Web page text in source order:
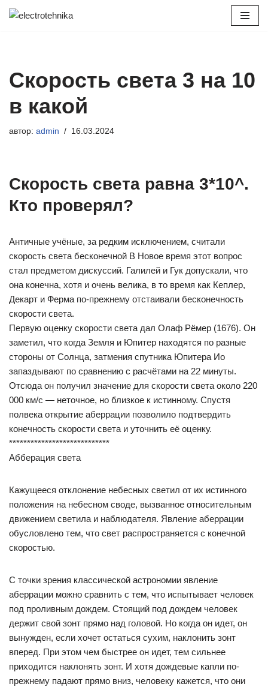
Скорость света 3 на 10
в какой
автор: admin 16.03.2024
Скорость света равна 3*10^.
Кто проверял?
Античные учёные, за редким исключением, считали
скорость света бесконечной В Новое время этот вопрос
стал предметом дискуссий. Галилей и Гук допускали, что
она конечна, хотя и очень велика, в то время как Кеплер,
Декарт и Ферма по-прежнему отстаивали бесконечность
скорости света.
Первую оценку скорости света дал Олаф Рёмер (1676). Он
заметил, что когда Земля и Юпитер находятся по разные
стороны от Солнца, затмения спутника Юпитера Ио
запаздывают по сравнению с расчётами на 22 минуты.
Отсюда он получил значение для скорости света около 220
000 км/с — неточное, но близкое к истинному. Спустя
полвека открытие аберрации позволило подтвердить
конечность скорости света и уточнить её оценку.
****************************
Абберация света
Кажущееся отклонение небесных светил от их истинного
положения на небесном своде, вызванное относительным
движением светила и наблюдателя. Явление аберрации
обусловлено тем, что свет распространяется с конечной
скоростью.
С точки зрения классической астрономии явление
аберрации можно сравнить с тем, что испытывает человек
под проливным дождем. Стоящий под дождем человек
держит свой зонт прямо над головой. Но когда он идет, он
вынужден, если хочет остаться сухим, наклонить зонт
вперед. При этом чем быстрее он идет, тем сильнее
приходится наклонять зонт. И хотя дождевые капли по-
прежнему падают прямо вниз, человеку кажется, что они